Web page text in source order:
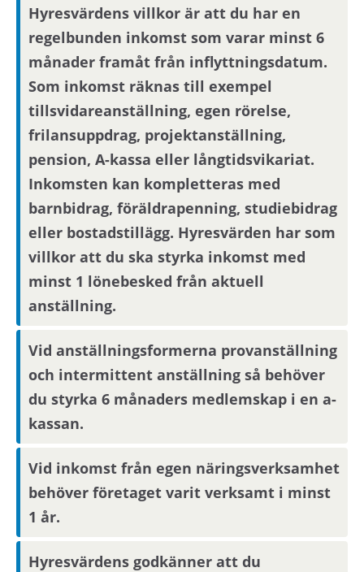
Hyresvärdens villkor är att du har en
regelbunden inkomst som varar minst 6
månader framåt från inflyttningsdatum.
Som inkomst räknas till exempel
tillsvidareanställning, egen rörelse,
frilansuppdrag, projektanställning,
pension, A-kassa eller långtidsvikariat.
Inkomsten kan kompletteras med
barnbidrag, föräldrapenning, studiebidrag
eller bostadstillägg. Hyresvärden har som
villkor att du ska styrka inkomst med
minst 1 lönebesked från aktuell
anställning.
Vid anställningsformerna provanställning
och intermittent anställning så behöver
du styrka 6 månaders medlemskap i en a-
kassan.
Vid inkomst från egen näringsverksamhet
behöver företaget varit verksamt i minst
1 år.
Hyresvärdens godkänner att du